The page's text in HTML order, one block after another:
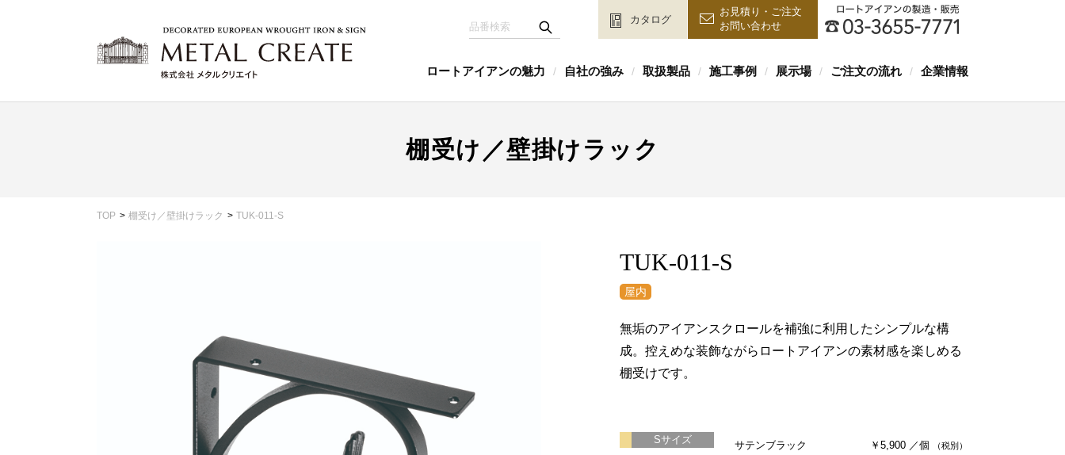
カタログ
お見積り・ご注文
お問い合わせ
ロートアイアンの魅力 / 自社の強み / 取扱製品 / 施工事例 / 展示場 / ご注文の流れ / 企業情報
棚受け／壁掛けラック
TOP 棚受け／壁掛けラック TUK-011-S
TUK-011-S
無垢のアイアンスクロールを補強に利用したシンプルな構
成。控えめな装飾ながらロートアイアンの素材感を楽しめる
棚受けです。
Sサイズ サテンブラック ￥5,900 ／個 （税別）